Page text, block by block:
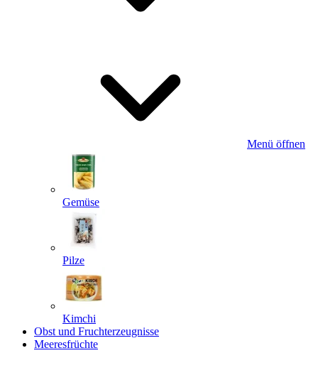
Menü öffnen
Gemüse
Pilze
Kimchi
Obst und Fruchterzeugnisse
Meeresfrüchte